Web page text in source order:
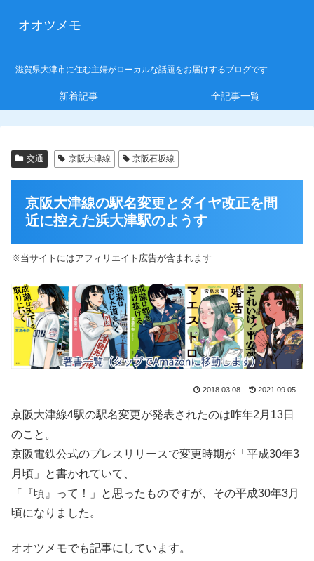
オオツメモ
滋賀県大津市に住む主婦がローカルな話題をお届けするブログです
新着記事 全記事一覧
交通 京阪大津線 京阪石坂線
京阪大津線の駅名変更とダイヤ改正を間
近に控えた浜大津駅のようす
※当サイトにはアフィリエイト広告が含まれます
2018.03.08 2021.09.05
京阪大津線4駅の駅名変更が発表されたのは昨年2月13日
のこと。
京阪電鉄公式のプレスリリースで変更時期が「平成30年3
月頃」と書かれていて、
「『頃』って！」と思ったものですが、その平成30年3月
頃になりました。
オオツメモでも記事にしています。